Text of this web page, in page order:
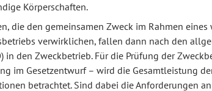
Körperschaften.
die den gemeinsamen Zweck im Rahmen
verwirklichen, fallen dann nach den
in den Zweckbetrieb. Für die Prüfung der
im Gesetzentwurf – wird die Gesamtleistung
betrachtet. Sind dabei die Anforderungen